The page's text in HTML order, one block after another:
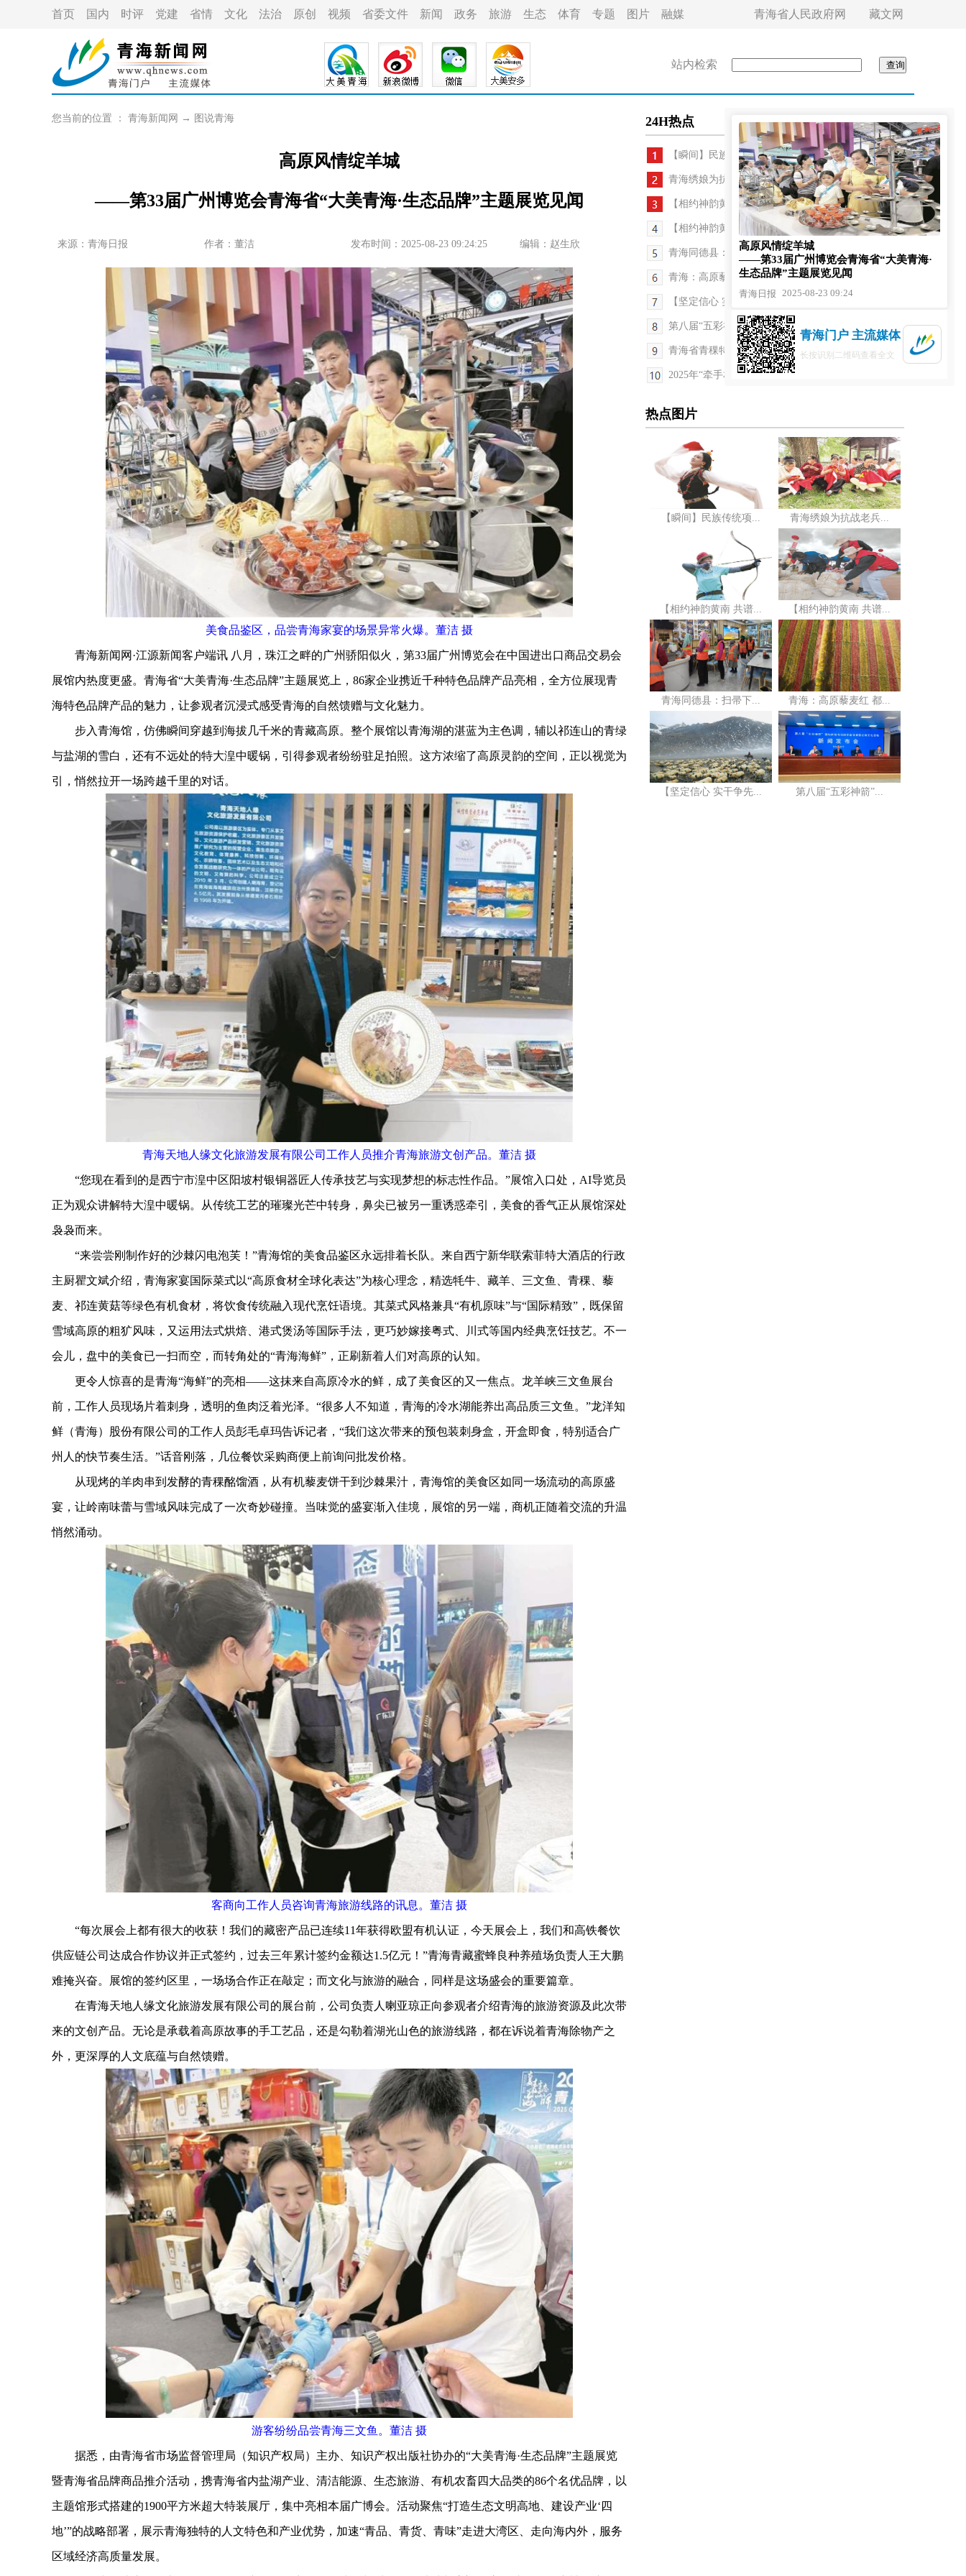
首页 国内 时评 党建 省情 文化 法治 原创 视频 省委文件 新闻 政务 旅游 生态 体育 专题 图片 融媒 青海省人民政府网 藏文网
站内检索
您当前的位置 ： 青海新闻网 → 图说青海
高原风情绽羊城
——第33届广州博览会青海省“大美青海·生态品牌”主题展览见闻
来源：青海日报 作者： 董洁 发布时间：2025-08-23 09:24:25 编辑：赵生欣
美食品鉴区，品尝青海家宴的场景异常火爆。董洁 摄
青海新闻网·江源新闻客户端讯 八月，珠江之畔的广州骄阳似火，第33届广州博览会在中国进出口商品交易会
展馆内热度更盛。青海省“大美青海·生态品牌”主题展览上，86家企业携近千种特色品牌产品亮相，全方位展现青
海特色品牌产品的魅力，让参观者沉浸式感受青海的自然馈赠与文化魅力。
步入青海馆，仿佛瞬间穿越到海拔几千米的青藏高原。整个展馆以青海湖的湛蓝为主色调，辅以祁连山的青绿
与盐湖的雪白，还有不远处的特大湟中暖锅，引得参观者纷纷驻足拍照。这方浓缩了高原灵韵的空间，正以视觉为
引，悄然拉开一场跨越千里的对话。
青海天地人缘文化旅游发展有限公司工作人员推介青海旅游文创产品。董洁 摄
“您现在看到的是西宁市湟中区阳坡村银铜器匠人传承技艺与实现梦想的标志性作品。”展馆入口处，AI导览员
正为观众讲解特大湟中暖锅。从传统工艺的璀璨光芒中转身，鼻尖已被另一重诱惑牵引，美食的香气正从展馆深处
袅袅而来。
“来尝尝刚制作好的沙棘闪电泡芙！”青海馆的美食品鉴区永远排着长队。来自西宁新华联索菲特大酒店的行政
主厨瞿文斌介绍，青海家宴国际菜式以“高原食材全球化表达”为核心理念，精选牦牛、藏羊、三文鱼、青稞、藜
麦、祁连黄菇等绿色有机食材，将饮食传统融入现代烹饪语境。其菜式风格兼具“有机原味”与“国际精致”，既保留
雪域高原的粗犷风味，又运用法式烘焙、港式煲汤等国际手法，更巧妙嫁接粤式、川式等国内经典烹饪技艺。不一
会儿，盘中的美食已一扫而空，而转角处的“青海海鲜”，正刷新着人们对高原的认知。
更令人惊喜的是青海“海鲜”的亮相——这抹来自高原冷水的鲜，成了美食区的又一焦点。龙羊峡三文鱼展台
前，工作人员现场片着刺身，透明的鱼肉泛着光泽。“很多人不知道，青海的冷水湖能养出高品质三文鱼。”龙洋知
鲜（青海）股份有限公司的工作人员彭毛卓玛告诉记者，“我们这次带来的预包装刺身盒，开盒即食，特别适合广
州人的快节奏生活。”话音刚落，几位餐饮采购商便上前询问批发价格。
从现烤的羊肉串到发酵的青稞酩馏酒，从有机藜麦饼干到沙棘果汁，青海馆的美食区如同一场流动的高原盛
宴，让岭南味蕾与雪域风味完成了一次奇妙碰撞。当味觉的盛宴渐入佳境，展馆的另一端，商机正随着交流的升温
悄然涌动。
客商向工作人员咨询青海旅游线路的讯息。董洁 摄
“每次展会上都有很大的收获！我们的藏密产品已连续11年获得欧盟有机认证，今天展会上，我们和高铁餐饮
供应链公司达成合作协议并正式签约，过去三年累计签约金额达1.5亿元！”青海青藏蜜蜂良种养殖场负责人王大鹏
难掩兴奋。展馆的签约区里，一场场合作正在敲定；而文化与旅游的融合，同样是这场盛会的重要篇章。
在青海天地人缘文化旅游发展有限公司的展台前，公司负责人喇亚琼正向参观者介绍青海的旅游资源及此次带
来的文创产品。无论是承载着高原故事的手工艺品，还是勾勒着湖光山色的旅游线路，都在诉说着青海除物产之
外，更深厚的人文底蕴与自然馈赠。
游客纷纷品尝青海三文鱼。董洁 摄
据悉，由青海省市场监督管理局（知识产权局）主办、知识产权出版社协办的“大美青海·生态品牌”主题展览
暨青海省品牌商品推介活动，携青海省内盐湖产业、清洁能源、生态旅游、有机农畜四大品类的86个名优品牌，以
主题馆形式搭建的1900平方米超大特装展厅，集中亮相本届广博会。活动聚焦“打造生态文明高地、建设产业‘四
地’”的战略部署，展示青海独特的人文特色和产业优势，加速“青品、青货、青味”走进大湾区、走向海内外，服务
区域经济高质量发展。
24H热点
【瞬间】民族传统项目彰显魅力
青海绣娘为抗战老兵绣五星红旗
【相约神韵黄南 共谱团结新篇——聚焦青海省第八届...
【相约神韵黄南 共谱团结新篇——聚焦青海省第八届...
青海同德县：扫帚下的城市温情
青海：高原藜麦红 都兰产业兴
【坚定信心 实干争先】从牧场到餐桌——青海都兰县...
第八届“五彩神箭”国际射箭赛9月5日开幕
青海省青稞特色农业气象服务中心建设通过考核评审
2025年“牵手相伴 共同绽放”合源·青少年资助夏令...
热点图片
【瞬间】民族传统项... 青海绣娘为抗战老兵...
【相约神韵黄南 共谱... 【相约神韵黄南 共谱...
青海同德县：扫帚下... 青海：高原藜麦红 都...
【坚定信心 实干争先... 第八届“五彩神箭”...
高原风情绽羊城
——第33届广州博览会青海省“大美青海·
生态品牌”主题展览见闻
青海日报 2025-08-23 09:24
青海门户 主流媒体
长按识别二维码查看全文